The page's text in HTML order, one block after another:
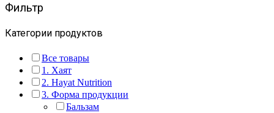
Фильтр
Категории продуктов
Все товары
1. Хаят
2. Hayat Nutrition
3. Форма продукции
Бальзам